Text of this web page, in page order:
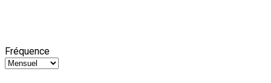
Fréquence